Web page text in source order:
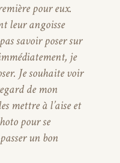
pour eux.
leur angoisse
savoir poser sur
je
Je souhaite voir
de mon
mettre à l’aise et
pour se
un bon